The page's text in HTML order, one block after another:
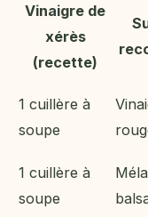
Vinaigre de
xérès
(recette)
1 cuillère à
soupe
1 cuillère à
soupe